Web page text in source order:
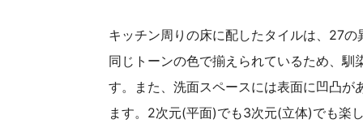
キッチン周りの床に配したタイルは、27
同じトーンの色で揃えられているため、
す。また、洗面スペースには表面に凹凸
ます。2次元(平面)でも3次元(立体)でも楽